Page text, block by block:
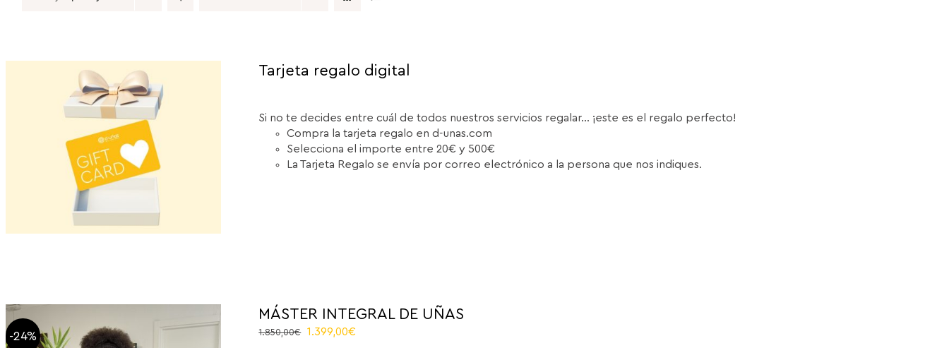
Tarjeta regalo digital
Si no te decides entre cuál de todos nuestros servicios regalar... ¡este es el regalo perfecto!
Compra la tarjeta regalo en d-unas.com
Selecciona el importe entre 20€ y 500€
La Tarjeta Regalo se envía por correo electrónico a la persona que nos indiques.
-24%
MÁSTER INTEGRAL DE UÑAS
1.850,00€
Original
1.399,00€